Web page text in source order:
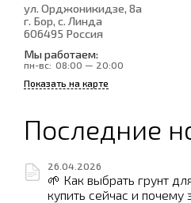
ул. Орджоникидзе, 8а
г. Бор, с. Линда
606495 Россия
Мы работаем:
пн-вс: 08:00 — 20:00
Показать на карте
Последние
26.04.2026
🌱 Как выбрать грунт
купить сейчас и почему